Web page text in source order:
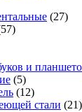
(27)
и
(5)
(12)
стали (21)